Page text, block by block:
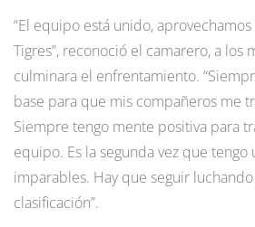
“El equipo está unido,
Tigres”, reconoció el camarero, a los
culminara el enfrentamiento.
base para que mis compañeros me
Siempre tengo mente positiva para
equipo. Es la segunda vez que
imparables. Hay que seguir
clasificación”.